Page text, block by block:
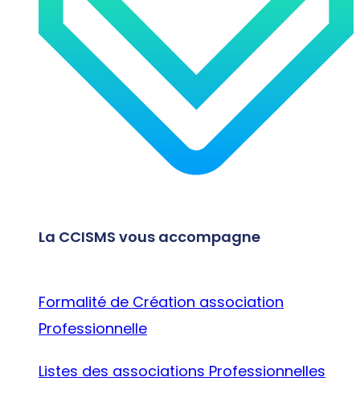
La CCISMS vous accompagne
Formalité de Création association
Professionnelle
Listes des associations Professionnelles